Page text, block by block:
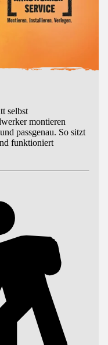
selbst
montieren
passgenau. So sitzt
funktioniert